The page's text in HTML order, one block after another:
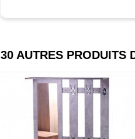
30 AUTRES PRODUITS